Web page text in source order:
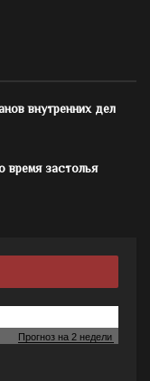
внутренних дел
время застолья